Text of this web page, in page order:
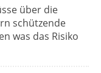
über die
schützende
was das Risiko